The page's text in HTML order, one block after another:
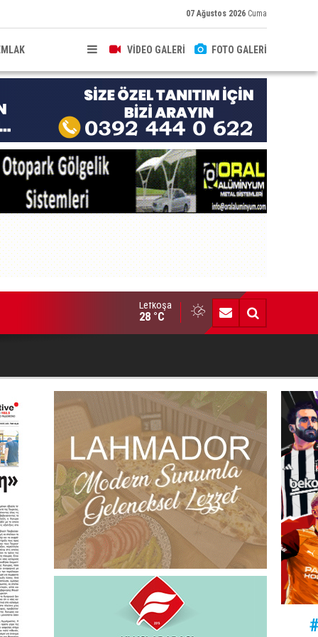
07 Ağustos 2026 Cuma
VİDEO GALERİ FOTO GALERİ
hayatını kaybetti, 3 kişi yaralandı
Lefkoşa
28 °C